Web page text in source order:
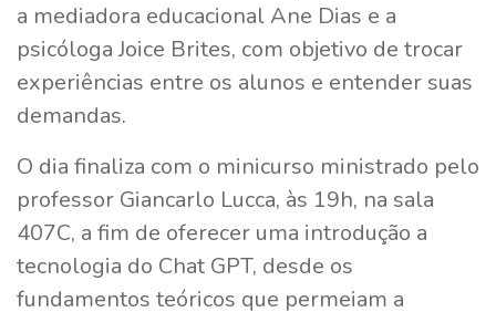
a mediadora educacional Ane Dias e a
psicóloga Joice Brites, com objetivo de trocar
experiências entre os alunos e entender suas
demandas.
O dia finaliza com o minicurso ministrado pelo
professor Giancarlo Lucca, às 19h, na sala
407C, a fim de oferecer uma introdução a
tecnologia do Chat GPT, desde os
fundamentos teóricos que permeiam a